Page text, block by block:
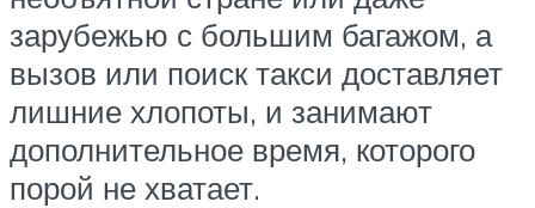
зарубежью с большим багажом, а
вызов или поиск такси доставляет
лишние хлопоты, и занимают
дополнительное время, которого
порой не хватает.